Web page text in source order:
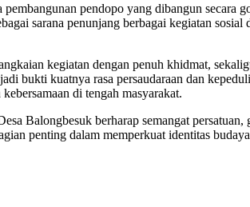
pendopo yang dibangun secara
sarana penunjang berbagai kegiatan sosial
kegiatan dengan penuh khidmat,
bukti kuatnya rasa persaudaraan dan
di tengah masyarakat.
Balongbesuk berharap semangat
penting dalam memperkuat identitas